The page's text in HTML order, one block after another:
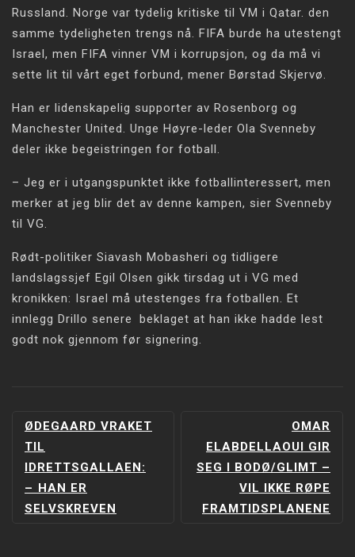
Russland. Norge var tydelig kritiske til VM i Qatar. den
samme tydeligheten trengs nå. FIFA burde ha utestengt
Israel, men FIFA vinner VM i korrupsjon, og da må vi
sette lit til vårt eget forbund, mener Børstad Skjervø.
Han er lidenskapelig supporter av Rosenborg og
Manchester United. Unge Høyre-leder Ola Svenneby
deler ikke begeistringen for fotball.
– Jeg er i utgangspunktet ikke fotballinteressert, men
merker at jeg blir det av denne kampen, sier Svenneby
til VG.
Rødt-politiker Siavash Mobasheri og tidligere
landslagssjef Egil Olsen gikk tirsdag ut i VG med
kronikken: Israel må utestenges fra fotballen. Et
innlegg Drillo senere beklaget at han ikke hadde lest
godt nok gjennom før signering.
INNLEGGSNAVIGERING
ØDEGAARD VRAKET
TIL
IDRETTSGALLAEN:
–⁠ HAN ER
SELVSKREVEN
OMAR
ELABDELLAOUI GIR
SEG I BODØ/GLIMT –
VIL IKKE RØPE
FRAMTIDSPLANENE